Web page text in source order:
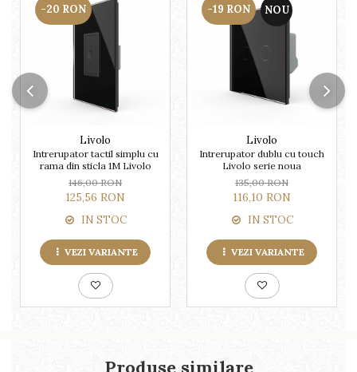
-20 RON
Livolo
Intrerupator tactil simplu cu
rama din sticla 1M Livolo
146,00 RON
125,56 RON
IN STOC
VEZI VARIANTE
-19 RON NOU
Livolo
Intrerupator dublu cu touch
Livolo serie noua
135,00 RON
116,10 RON
IN STOC
VEZI VARIANTE
Produse similare